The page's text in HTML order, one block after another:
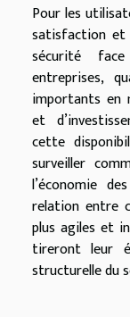
Pour les
satisfaction et
sécurité
entreprises,
importants en
et
cette
surveiller
l’économie
relation entre
plus agiles et
tireront leur
structurelle du